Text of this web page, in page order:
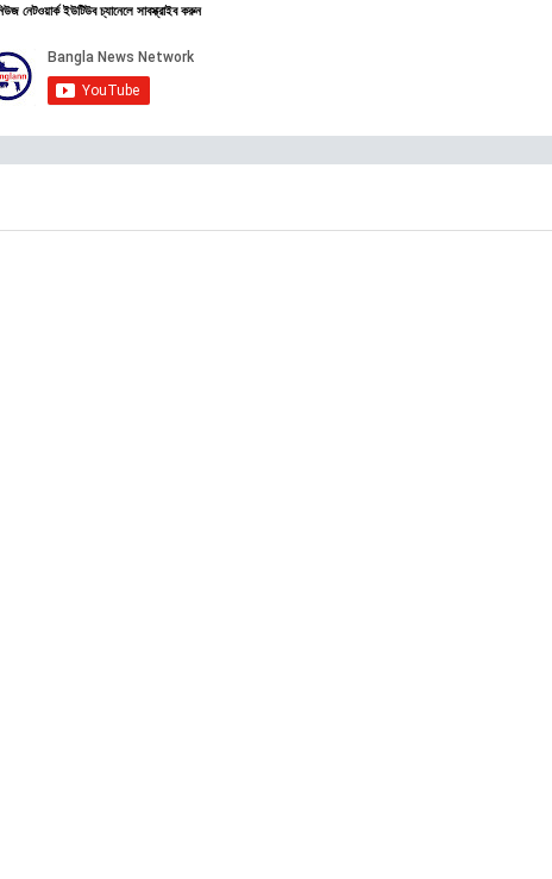
নেটওয়ার্ক ইউটিউব চ্যানেলে সাবস্ক্রাইব করুন